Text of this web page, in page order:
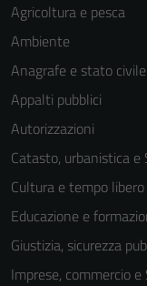
Agricoltura e pesca
Ambiente
Anagrafe e stato civile
Appalti pubblici
Autorizzazioni
Catasto, urbanistica e
Cultura e tempo libero
Educazione e
Giustizia, sicurezza
Imprese, commercio e